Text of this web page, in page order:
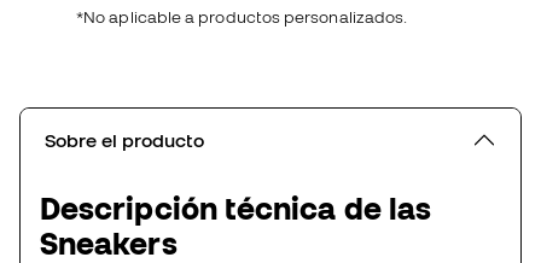
*No aplicable a productos personalizados.
Sobre el producto
Descripción técnica de las
Sneakers